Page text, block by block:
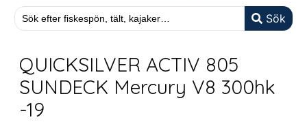
Sök
QUICKSILVER ACTIV 805
SUNDECK Mercury V8 300hk
-19